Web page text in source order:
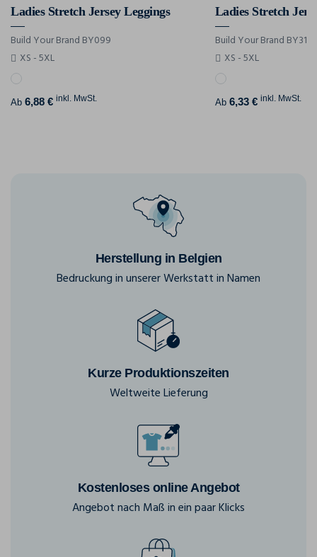
Ladies Stretch Jersey Leggings
Build Your Brand BY099
XS - 5XL
Ab 6,88 € inkl. MwSt.
Ladies Stretch
Build Your Brand BY313
XS - 5XL
Ab 6,33 € inkl. MwSt.
Herstellung in Belgien
Bedruckung in unserer Werkstatt in Namen
Kurze Produktionszeiten
Weltweite Lieferung
Kostenloses online Angebot
Angebot nach Maß in ein paar Klicks